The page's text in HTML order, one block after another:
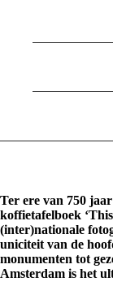
Ter ere van 750
koffietafelboek
(inter)nationale
uniciteit van de
monumenten tot
Amsterdam is het